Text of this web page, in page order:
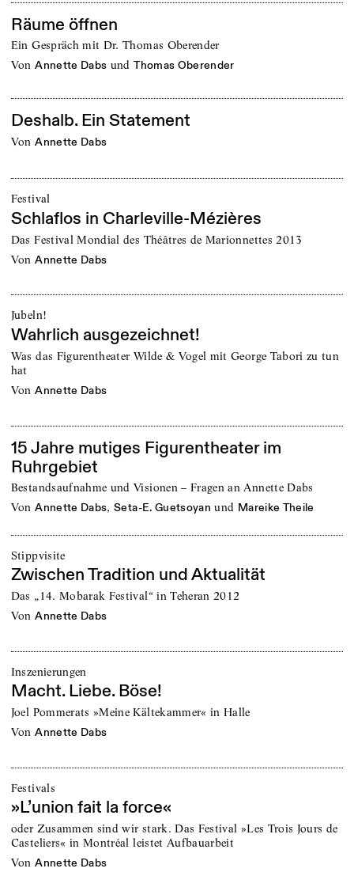
Räume öffnen
Ein Gespräch mit Dr. Thomas Oberender
von Annette Dabs und Thomas Oberender
Deshalb. Ein Statement
von Annette Dabs
Festival
Schlaflos in Charleville-Mézières
Das Festival Mondial des Théâtres de Marionnettes 2013
von Annette Dabs
Jubeln!
Wahrlich ausgezeichnet!
Was das Figurentheater Wilde & Vogel mit George Tabori zu tun
hat
von Annette Dabs
15 Jahre mutiges Figurentheater im
Ruhrgebiet
Bestandsaufnahme und Visionen – Fragen an Annette Dabs
von Annette Dabs,Seta-E. Guetsoyan und Mareike Theile
Stippvisite
Zwischen Tradition und Aktualität
Das „14. Mobarak Festival“ in Teheran 2012
von Annette Dabs
Inszenierungen
Macht. Liebe. Böse!
Joel Pommerats »Meine Kältekammer« in Halle
von Annette Dabs
Festivals
»L’union fait la force«
oder Zusammen sind wir stark. Das Festival »Les Trois Jours de
Casteliers« in Montréal leistet Aufbauarbeit
von Annette Dabs